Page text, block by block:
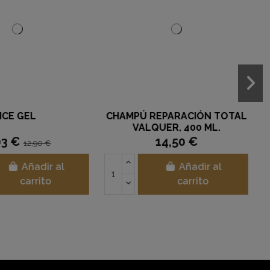
INVISIBLE MOÑO
0,80 €
Ver opciones
GANCHO CLIP EXTRA LARGO
NEGRO. 12 UNIDADES
1,85 €
Añadir al
carrito